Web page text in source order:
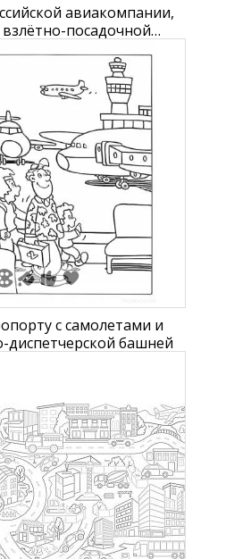
авиакомпании,
посадочной
флагом на хвосте.
с самолетами и
диспетчерской башней